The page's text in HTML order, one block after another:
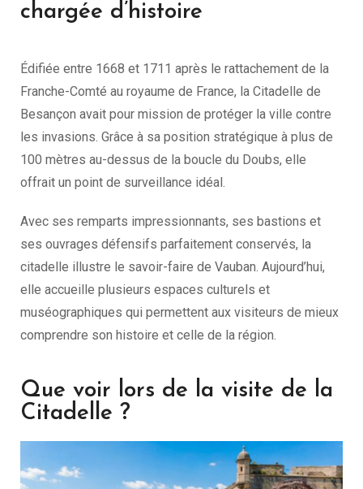
chargée d’histoire
Édifiée entre 1668 et 1711 après le rattachement de la
Franche-Comté au royaume de France, la Citadelle de
Besançon avait pour mission de protéger la ville contre
les invasions. Grâce à sa position stratégique à plus de
100 mètres au-dessus de la boucle du Doubs, elle
offrait un point de surveillance idéal.
Avec ses remparts impressionnants, ses bastions et
ses ouvrages défensifs parfaitement conservés, la
citadelle illustre le savoir-faire de Vauban. Aujourd’hui,
elle accueille plusieurs espaces culturels et
muséographiques qui permettent aux visiteurs de mieux
comprendre son histoire et celle de la région.
Que voir lors de la visite de la
Citadelle ?